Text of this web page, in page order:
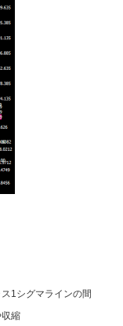
1シグマラインの間
収縮